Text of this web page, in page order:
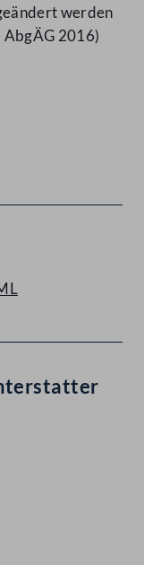
werden
AbgÄG 2016)